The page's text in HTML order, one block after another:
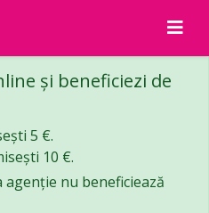
și beneficiezi de
5 €.
10 €.
nu beneficiează